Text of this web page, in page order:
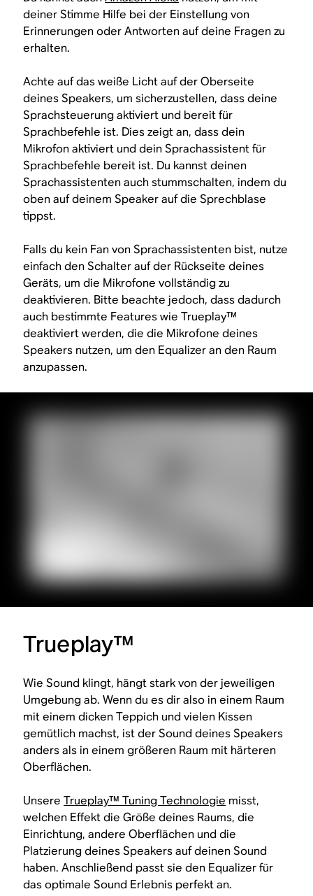
deiner Stimme Hilfe bei der Einstellung von
Erinnerungen oder Antworten auf deine Fragen zu
erhalten.
Achte auf das weiße Licht auf der Oberseite
deines Speakers, um sicherzustellen, dass deine
Sprachsteuerung aktiviert und bereit für
Sprachbefehle ist. Dies zeigt an, dass dein
Mikrofon aktiviert und dein Sprachassistent für
Sprachbefehle bereit ist. Du kannst deinen
Sprachassistenten auch stummschalten, indem du
oben auf deinem Speaker auf die Sprechblase
tippst.
Falls du kein Fan von Sprachassistenten bist, nutze
einfach den Schalter auf der Rückseite deines
Geräts, um die Mikrofone vollständig zu
deaktivieren. Bitte beachte jedoch, dass dadurch
auch bestimmte Features wie Trueplay™
deaktiviert werden, die die Mikrofone deines
Speakers nutzen, um den Equalizer an den Raum
anzupassen.
Trueplay™
Wie Sound klingt, hängt stark von der jeweiligen
Umgebung ab. Wenn du es dir also in einem Raum
mit einem dicken Teppich und vielen Kissen
gemütlich machst, ist der Sound deines Speakers
anders als in einem größeren Raum mit härteren
Oberflächen.
UnsereTrueplay™ Tuning Technologie misst,
welchen Effekt die Größe deines Raums, die
Einrichtung, andere Oberflächen und die
Platzierung deines Speakers auf deinen Sound
haben. Anschließend passt sie den Equalizer für
das optimale Sound Erlebnis perfekt an.